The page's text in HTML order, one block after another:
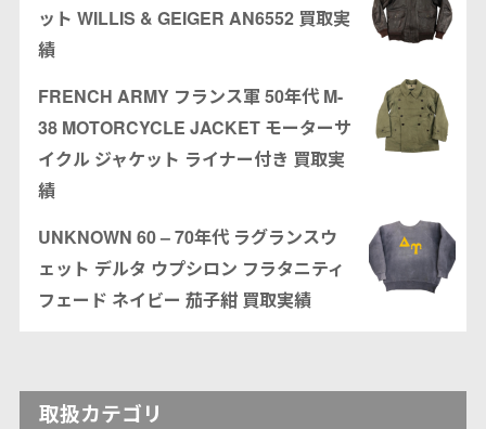
ット WILLIS & GEIGER AN6552 買取実
績
FRENCH ARMY フランス軍 50年代 M-
38 MOTORCYCLE JACKET モーターサ
イクル ジャケット ライナー付き 買取実
績
UNKNOWN 60 – 70年代 ラグランスウ
ェット デルタ ウプシロン フラタニティ
フェード ネイビー 茄子紺 買取実績
取扱カテゴリ